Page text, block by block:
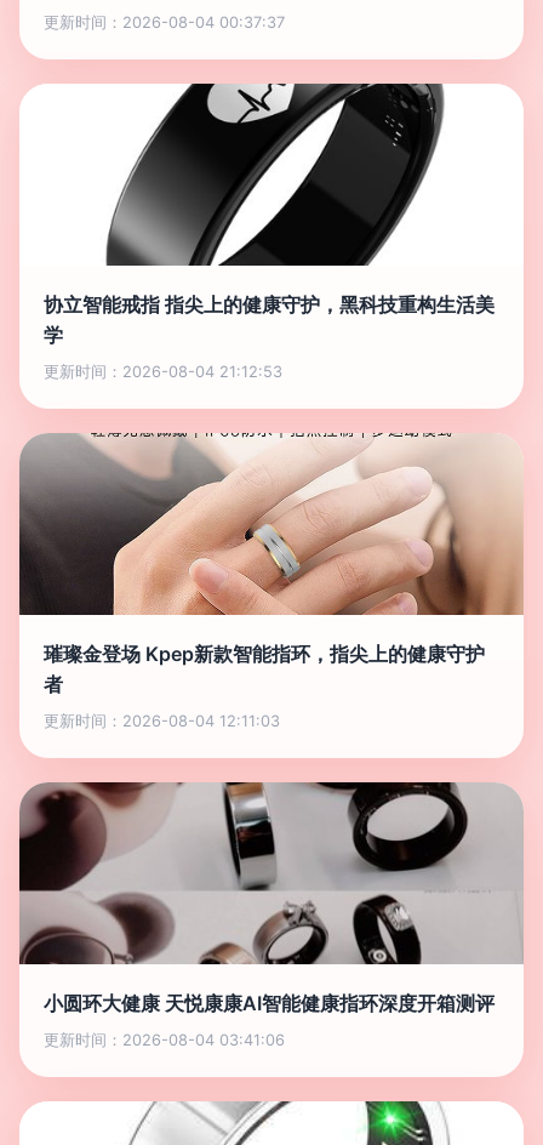
更新时间：2026-08-04 00:37:37
协立智能戒指 指尖上的健康守护，黑科技重构生活美
学
更新时间：2026-08-04 21:12:53
璀璨金登场 Kpep新款智能指环，指尖上的健康守护
者
更新时间：2026-08-04 12:11:03
小圆环大健康 天悦康康AI智能健康指环深度开箱测评
更新时间：2026-08-04 03:41:06